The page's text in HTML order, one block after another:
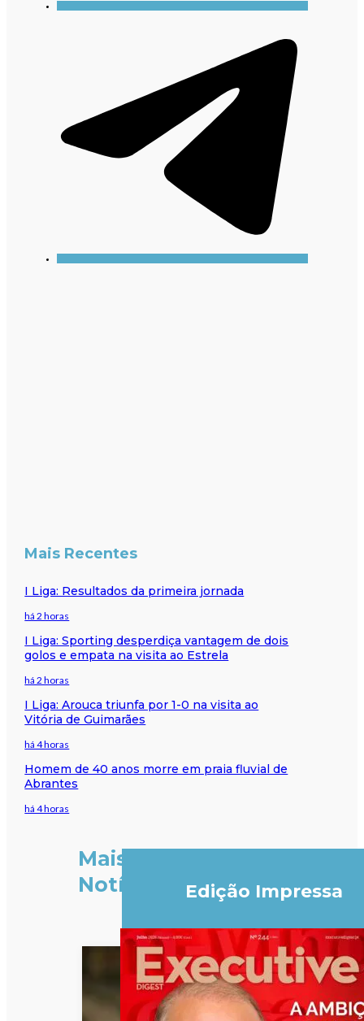
Mais Recentes
I Liga: Resultados da primeira jornada
há 2 horas
I Liga: Sporting desperdiça vantagem de dois
golos e empata na visita ao Estrela
há 2 horas
I Liga: Arouca triunfa por 1-0 na visita ao
Vitória de Guimarães
há 4 horas
Homem de 40 anos morre em praia fluvial de
Abrantes
há 4 horas
Mais
Notícias
Edição Impressa